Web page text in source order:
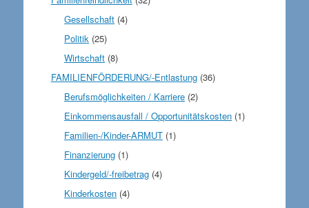
Gesellschaft (4)
Politik (25)
Wirtschaft (8)
FAMILIENFÖRDERUNG/-Entlastung(36)
Berufsmöglichkeiten / Karriere (2)
Einkommensausfall / Opportunitätskosten (1)
Familien-/Kinder-ARMUT (1)
Finanzierung (1)
Kindergeld/-freibetrag (4)
Kinderkosten (4)